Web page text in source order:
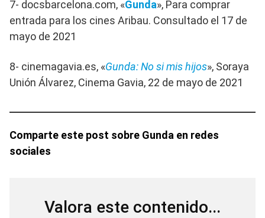
7- docsbarcelona.com, «Gunda», Para comprar
entrada para los cines Aribau. Consultado el 17 de
mayo de 2021
8- cinemagavia.es, «Gunda: No si mis hijos», Soraya
Unión Álvarez, Cinema Gavia, 22 de mayo de 2021
Comparte este post sobre Gunda en redes
sociales
Valora este contenido...